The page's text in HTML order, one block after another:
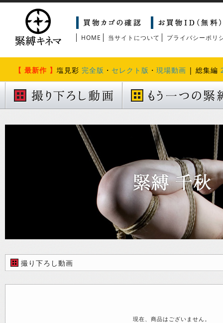
HOME 当サイトについて プライバシーポリ
【 最新作 】 塩見彩 完全版 ・ セレクト版 ・ 現場動画 | 総集編
撮り下ろし動画
現在、商品はございません。